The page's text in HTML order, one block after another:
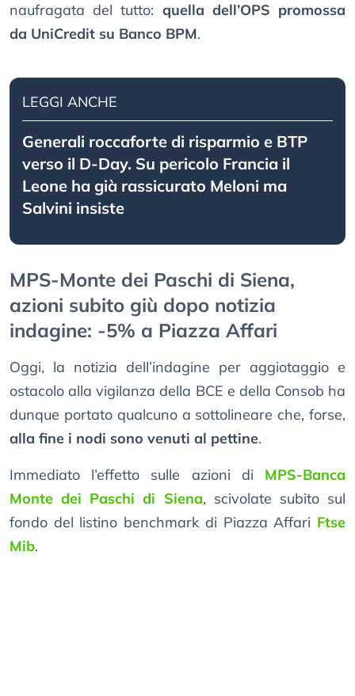
naufragata del tutto: quella dell’OPS promossa
da UniCredit su Banco BPM.
LEGGI ANCHE
Generali roccaforte di risparmio e BTP
verso il D-Day. Su pericolo Francia il
Leone ha già rassicurato Meloni ma
Salvini insiste
MPS-Monte dei Paschi di Siena,
azioni subito giù dopo notizia
indagine: -5% a Piazza Affari
Oggi, la notizia dell’indagine per aggiotaggio e
ostacolo alla vigilanza della BCE e della Consob ha
dunque portato qualcuno a sottolineare che, forse,
alla fine i nodi sono venuti al pettine.
Immediato l’effetto sulle azioni di MPS-Banca
Monte dei Paschi di Siena, scivolate subito sul
fondo del listino benchmark di Piazza Affari Ftse
Mib.